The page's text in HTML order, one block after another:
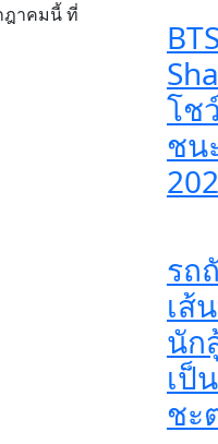
ฎาคมนี้ ที่
โช
ชน
รถ
เส้
นัก
เป็
ชะ